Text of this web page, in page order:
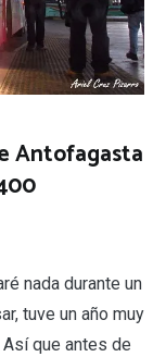
Antofagasta
nada durante un
tuve un año muy
que antes de